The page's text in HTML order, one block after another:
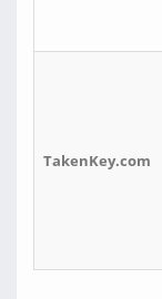
TakenKey.com